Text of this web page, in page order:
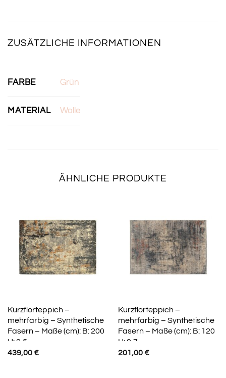
ZUSÄTZLICHE INFORMATIONEN
FARBE Grün
MATERIAL Wolle
ÄHNLICHE PRODUKTE
Kurzflorteppich –
mehrfarbig – Synthetische
Fasern – Maße (cm): B: 200
H: 0,5
439,00€
Kurzflorteppich –
mehrfarbig – Synthetische
Fasern – Maße (cm): B: 120
H: 0,7
201,00€